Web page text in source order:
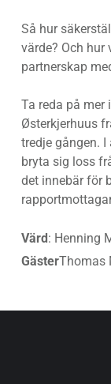
Så hur
värde? Och
partnerskap
Ta reda på
Østerkjerhuus
tredje gången.
bryta sig loss
det innebär för
Värd: Henning
GästerThomas